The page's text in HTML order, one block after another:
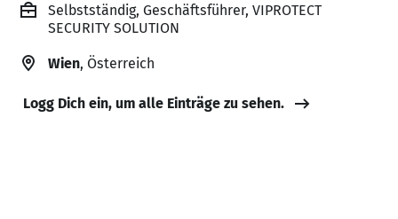
Selbstständig, Geschäftsführer, VIPROTECT
SECURITY SOLUTION
Wien, Österreich
Logg Dich ein, um alle Einträge zu sehen.